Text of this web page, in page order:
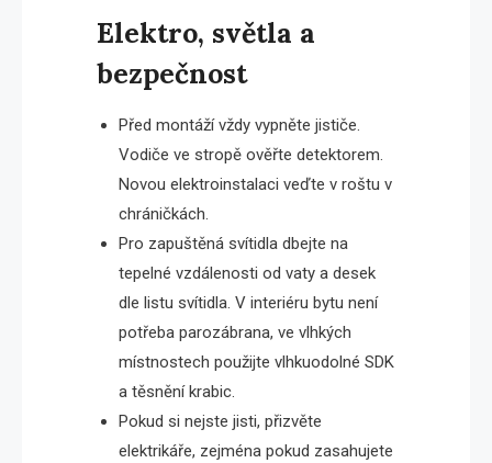
Elektro, světla a
bezpečnost
Před montáží vždy vypněte jističe.
Vodiče ve stropě ověřte detektorem.
Novou elektroinstalaci veďte v roštu v
chráničkách.
Pro zapuštěná svítidla dbejte na
tepelné vzdálenosti od vaty a desek
dle listu svítidla. V interiéru bytu není
potřeba parozábrana, ve vlhkých
místnostech použijte vlhkuodolné SDK
a těsnění krabic.
Pokud si nejste jisti, přizvěte
elektrikáře, zejména pokud zasahujete